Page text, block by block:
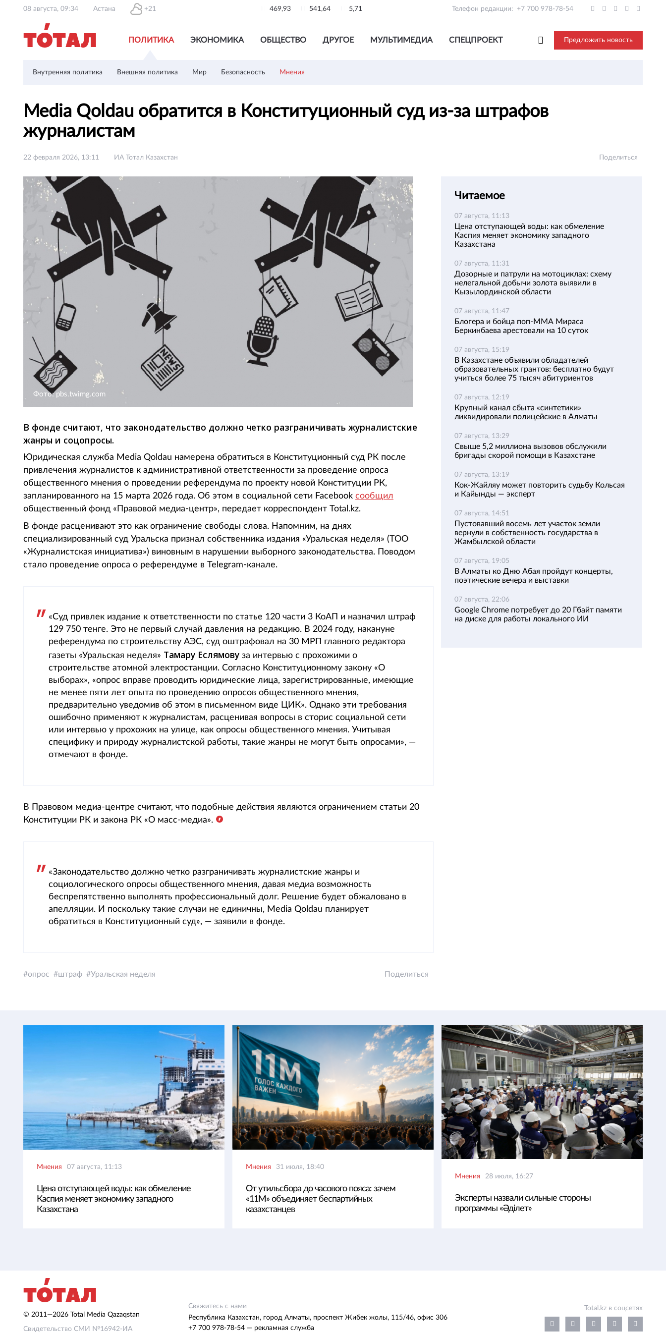
08 августа, 09:34 Астана +21 469,93 541,64 5,71 Телефон редакции: +7 700 978-78-54
ПОЛИТИКА ЭКОНОМИКА ОБЩЕСТВО ДРУГОЕ МУЛЬТИМЕДИА СПЕЦПРОЕКТ Предложить новость
Внутренняя политика Внешняя политика Мир Безопасность Мнения
Media Qoldau обратится в Конституционный суд из-за штрафов
журналистам
22 февраля 2026, 13:11 ИА Тотал Казахстан Поделиться
Фото: pbs.twimg.com
В фонде считают, что законодательство должно четко разграничивать журналистские
жанры и соцопросы.
Юридическая служба Media Qoldau намерена обратиться в Конституционный суд РК после
привлечения журналистов к административной ответственности за проведение опроса
общественного мнения о проведении референдума по проекту новой Конституции РК,
запланированного на 15 марта 2026 года. Об этом в социальной сети Facebook сообщил
общественный фонд «Правовой медиа-центр», передает корреспондент Total.kz.
В фонде расценивают это как ограничение свободы слова. Напомним, на днях
специализированный суд Уральска признал собственника издания «Уральская неделя» (ТОО
«Журналистская инициатива») виновным в нарушении выборного законодательства. Поводом
стало проведение опроса о референдуме в Telegram-канале.
«Суд привлек издание к ответственности по статье 120 части 3 КоАП и назначил штраф
129 750 тенге. Это не первый случай давления на редакцию. В 2024 году, накануне
референдума по строительству АЭС, суд оштрафовал на 30 МРП главного редактора
газеты «Уральская неделя» Тамару Еслямову за интервью с прохожими о
строительстве атомной электростанции. Согласно Конституционному закону «О
выборах», «опрос вправе проводить юридические лица, зарегистрированные, имеющие
не менее пяти лет опыта по проведению опросов общественного мнения,
предварительно уведомив об этом в письменном виде ЦИК». Однако эти требования
ошибочно применяют к журналистам, расценивая вопросы в сторис социальной сети
или интервью у прохожих на улице, как опросы общественного мнения. Учитывая
специфику и природу журналистской работы, такие жанры не могут быть опросами», —
отмечают в фонде.
В Правовом медиа-центре считают, что подобные действия являются ограничением статьи 20
Конституции РК и закона РК «О масс-медиа».
«Законодательство должно четко разграничивать журналистские жанры и
социологического опросы общественного мнения, давая медиа возможность
беспрепятственно выполнять профессиональный долг. Решение будет обжаловано в
апелляции. И поскольку такие случаи не единичны, Media Qoldau планирует
обратиться в Конституционный суд», — заявили в фонде.
опрос штраф Уральская неделя Поделиться
Читаемое
07 августа, 11:13
Цена отступающей воды: как обмеление
Каспия меняет экономику западного
Казахстана
07 августа, 11:31
Дозорные и патрули на мотоциклах: схему
нелегальной добычи золота выявили в
Кызылординской области
07 августа, 11:47
Блогера и бойца поп-ММА Мираса
Беркинбаева арестовали на 10 суток
07 августа, 15:19
В Казахстане объявили обладателей
образовательных грантов: бесплатно будут
учиться более 75 тысяч абитуриентов
07 августа, 12:19
Крупный канал сбыта «синтетики»
ликвидировали полицейские в Алматы
07 августа, 13:29
Свыше 5,2 миллиона вызовов обслужили
бригады скорой помощи в Казахстане
07 августа, 13:19
Кок-Жайляу может повторить судьбу Кольсая
и Кайынды — эксперт
07 августа, 14:51
Пустовавший восемь лет участок земли
вернули в собственность государства в
Жамбылской области
07 августа, 19:05
В Алматы ко Дню Абая пройдут концерты,
поэтические вечера и выставки
07 августа, 22:06
Google Chrome потребует до 20 Гбайт памяти
на диске для работы локального ИИ
Мнения 07 августа, 11:13
Цена отступающей воды: как обмеление
Каспия меняет экономику западного
Казахстана
Мнения 31 июля, 18:40
От утильсбора до часового пояса: зачем
«11М» объединяет беспартийных
казахстанцев
Мнения 28 июля, 16:27
Эксперты назвали сильные стороны
программы «Әділет»
© 2011—2026 Total Media Qazaqstan
Свидетельство СМИ №16942-ИА
Свяжитесь с нами
Республика Казахстан, город Алматы, проспект Жибек жолы, 115/46, офис 306
+7 700 978-78-54 — рекламная служба
Total.kz в соцсетях